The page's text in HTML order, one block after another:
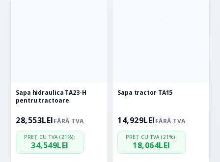
Sapa hidraulica TA23-H
pentru tractoare
28,553LEIFĂRĂ TVA
PREȚ CU TVA (21%):
34,549LEI
Sapa tractor TA15
14,929LEIFĂRĂ TVA
PREȚ CU TVA (21%):
18,064LEI